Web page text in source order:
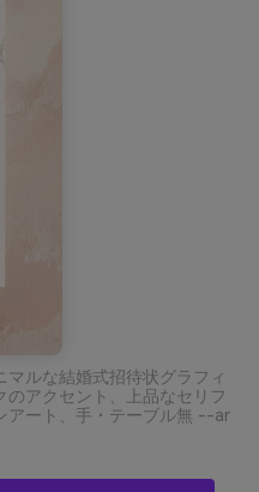
ルな結婚式招待状グラフィ
のアクセント、上品なセリフ
アート、手・テーブル無 --ar